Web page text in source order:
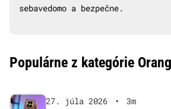
sebavedomo a bezpečne.
Populárne z kategórie
27. júla 2026 •
3m